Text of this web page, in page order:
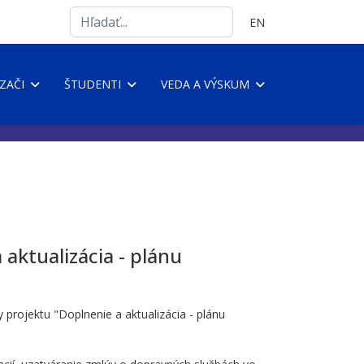
Search
...
Vyberte váš jazyk
EN
ŠTUDENTI VEDA A VÝSKUM
- plánu
"Doplnenie a aktualizácia - plánu